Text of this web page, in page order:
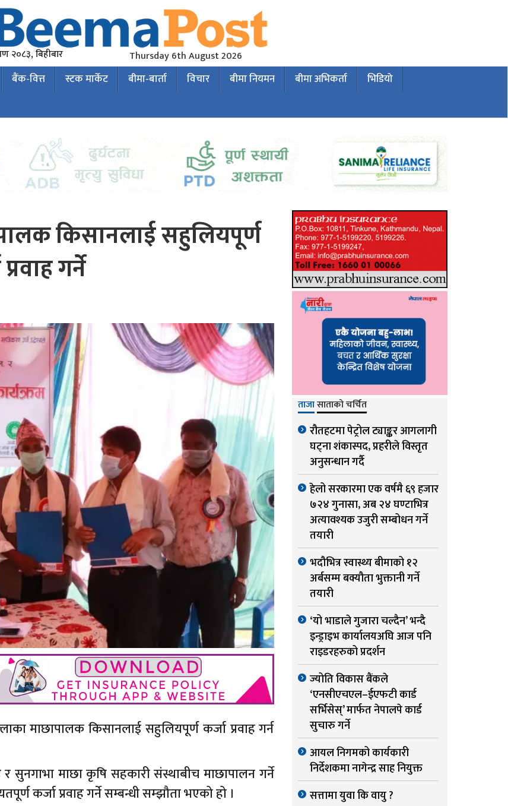
२०८३, बिहीबार Thursday 6th August 2026
बैंक-वित्त स्टक मार्केट बीमा-बार्ता विचार बीमा नियमन बीमा अभिकर्ता
भिडियो
किसानलाई सहुलियपूर्ण
गर्ने
माछापालक किसानलाई सहुलियपूर्ण कर्जा प्रवाह गर्न
माछा कृषि सहकारी संस्थाबीच माछापालन गर्ने
कर्जा प्रवाह गर्ने सम्बन्धी सम्झौता भएको हो ।
ताजासाताको चर्चित
रौतहटमा पेट्रोल ट्याङ्कर आगलागी
घट्ना शंकास्पद, प्रहरीले विस्तृत
अनुसन्धान गर्दै
हेलो सरकारमा एक वर्षमै ६९ हजार
७२४ गुनासा, अब २४ घण्टाभित्र
अत्यावश्यक उजुरी सम्बोधन गर्ने
तयारी
भदौभित्र स्वास्थ्य बीमाको १२
अर्बसम्म बक्यौता भुक्तानी गर्ने
तयारी
‘यो भाडाले गुजारा चल्दैन’ भन्दै
इन्ड्राइभ कार्यालयअघि आज पनि
राइडरहरुको प्रदर्शन
ज्योति विकास बैंकले
‘एनसीएचएल–ईएफटी कार्ड
सर्भिसेस्’ मार्फत नेपालपे कार्ड
सुचारु गर्ने
आयल निगमको कार्यकारी
निर्देशकमा नागेन्द्र साह नियुक्त
सत्तामा युवा कि वायु ?